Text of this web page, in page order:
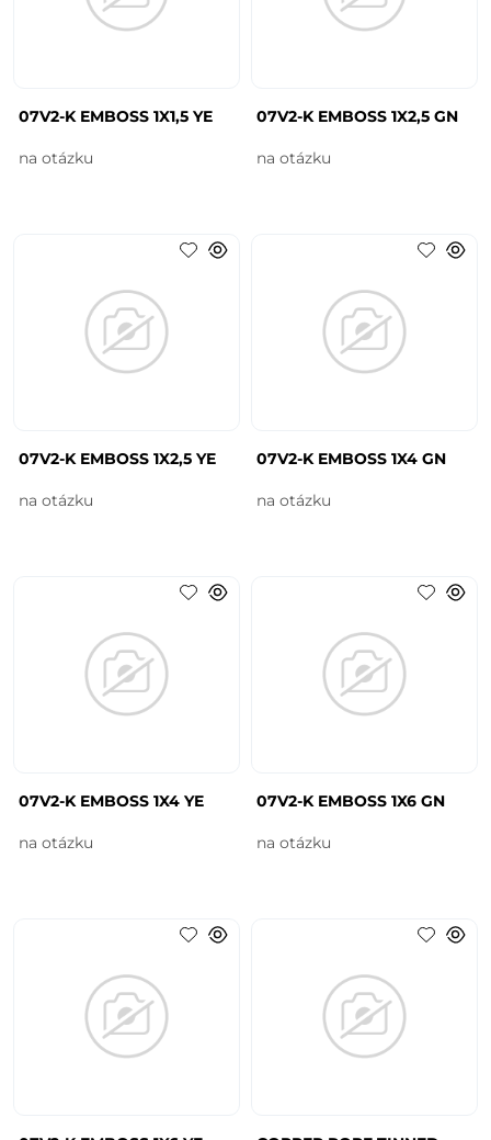
07V2-K EMBOSS 1X1,5 YE
na otázku
07V2-K EMBOSS 1X2,5 GN
na otázku
07V2-K EMBOSS 1X2,5 YE
na otázku
07V2-K EMBOSS 1X4 GN
na otázku
07V2-K EMBOSS 1X4 YE
na otázku
07V2-K EMBOSS 1X6 GN
na otázku